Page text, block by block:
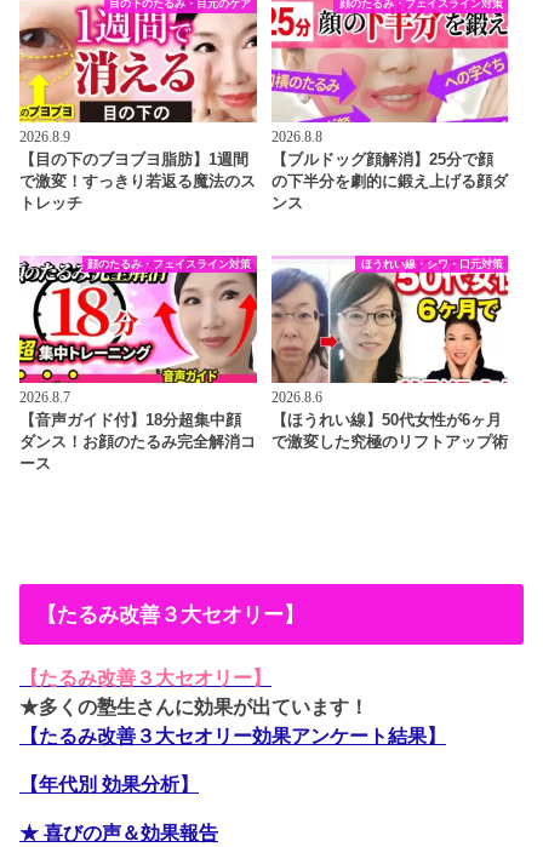
目の下のたるみ・目元のケア
2026.8.9
【目の下のブヨブヨ脂肪】1週間
で激変！すっきり若返る魔法のス
トレッチ
顔のたるみ・フェイスライン対策
2026.8.8
【ブルドッグ顔解消】25分で顔
の下半分を劇的に鍛え上げる顔ダ
ンス
顔のたるみ・フェイスライン対策
2026.8.7
【音声ガイド付】18分超集中顔
ダンス！お顔のたるみ完全解消コ
ース
ほうれい線・シワ・口元対策
2026.8.6
【ほうれい線】50代女性が6ヶ月
で激変した究極のリフトアップ術
【たるみ改善３大セオリー】
【たるみ改善３大セオリー】
★多くの塾生さんに効果が出ています！
【たるみ改善３大セオリー効果アンケート結果】
【年代別 効果分析】
★ 喜びの声＆効果報告